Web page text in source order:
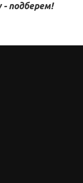
подберем!